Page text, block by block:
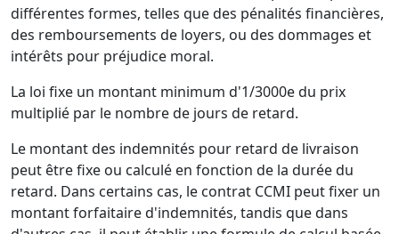
différentes formes, telles que des pénalités financières,
des remboursements de loyers, ou des dommages et
intérêts pour préjudice moral.
La loi fixe un montant minimum d'1/3000e du prix
multiplié par le nombre de jours de retard.
Le montant des indemnités pour retard de livraison
peut être fixe ou calculé en fonction de la durée du
retard. Dans certains cas, le contrat CCMI peut fixer un
montant forfaitaire d'indemnités, tandis que dans